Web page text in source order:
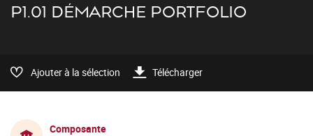
P1.01 DÉMARCHE PORTFOLIO
Ajouter à la sélection Télécharger
Composante